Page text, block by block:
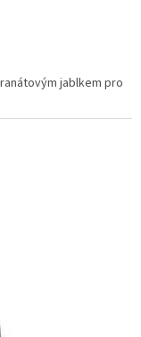
jablkem pro